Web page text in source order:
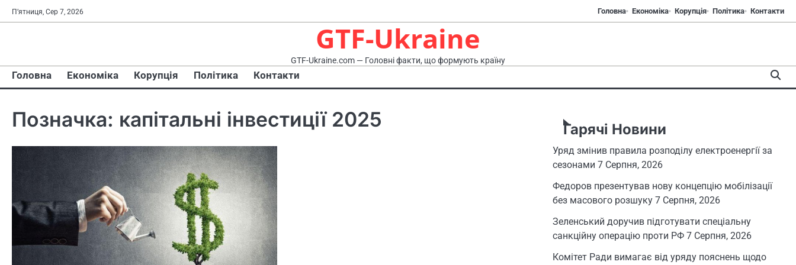
Перейти
до
П’ятниця, Сер 7, 2026 Головна Економіка Корупція Політика Контакти
GTF-Ukraine
GTF-Ukraine.com — Головні факти, що формують країну
Головна Економіка Корупція Політика Контакти
Позначка: капітальні інвестиції 2025 Гарячі Новини
Уряд змінив правила розподілу електроенергії за
сезонами 7 Серпня, 2026
Федоров презентував нову концепцію мобілізації
без масового розшуку 7 Серпня, 2026
Зеленський доручив підготувати спеціальну
санкційну операцію проти РФ 7 Серпня, 2026
Комітет Ради вимагає від уряду пояснень щодо